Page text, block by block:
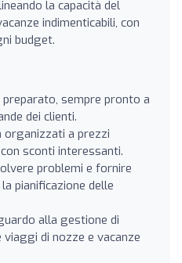
la capacità del
indimenticabili, con
budget.
sempre pronto a
dei clienti.
a prezzi
sconti interessanti.
problemi e fornire
pianificazione delle
alla gestione di
di nozze e vacanze